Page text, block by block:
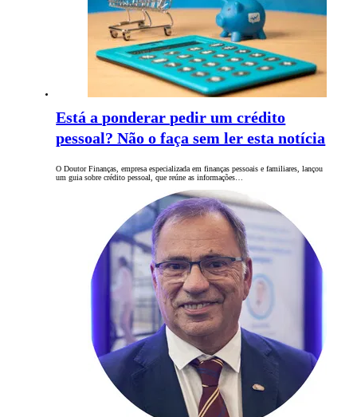
Está a ponderar pedir um crédito
pessoal? Não o faça sem ler esta notícia
O Doutor Finanças, empresa especializada em finanças pessoais e familiares, lançou
um guia sobre crédito pessoal, que reúne as informações…